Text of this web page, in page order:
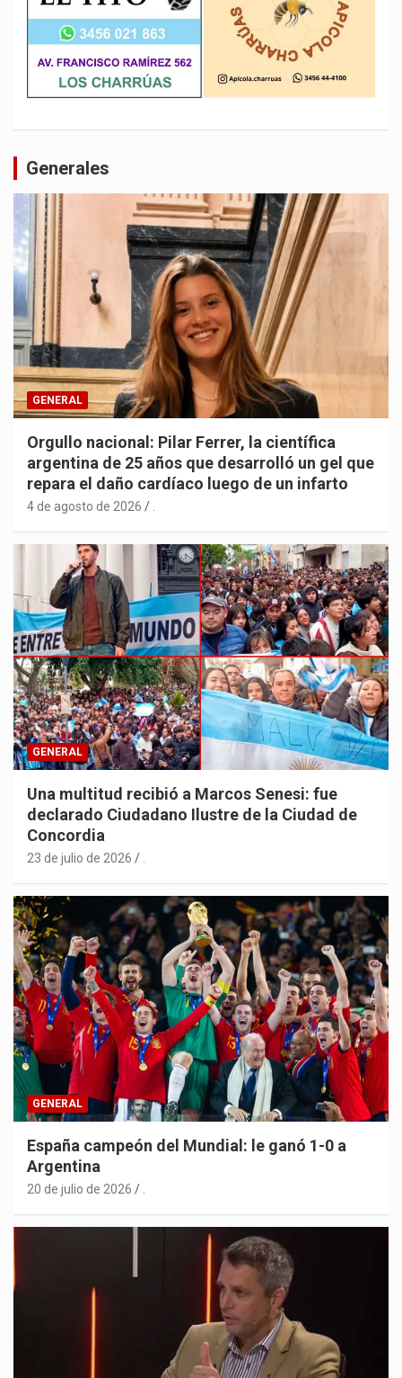
Generales
GENERAL
Orgullo nacional: Pilar Ferrer, la científica
argentina de 25 años que desarrolló un gel que
repara el daño cardíaco luego de un infarto
4 de agosto de 2026 .
GENERAL
Una multitud recibió a Marcos Senesi: fue
declarado Ciudadano Ilustre de la Ciudad de
Concordia
23 de julio de 2026 .
GENERAL
España campeón del Mundial: le ganó 1-0 a
Argentina
20 de julio de 2026